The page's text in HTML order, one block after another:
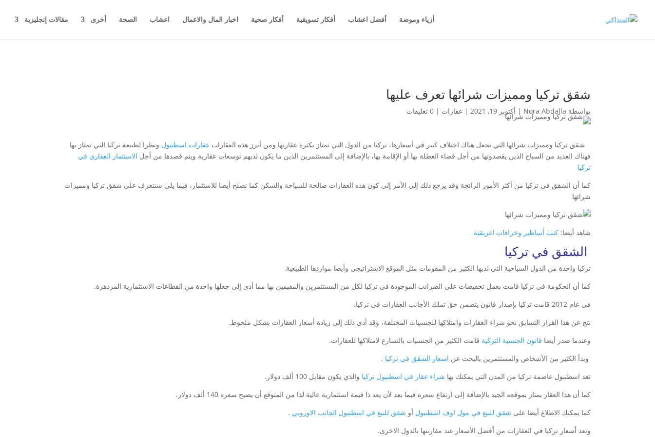
أزياء وموضة أفضل اعشاب أفكار تسويقية أفكار صحية اخبار المال والاعمال اعشاب الصحة أخرى مقالات إنجليزية
شقق تركيا ومميزات شرائها تعرف عليها
بواسطة Nora Abdalla
| أكتوبر 19, 2021 | عقارات | 0 تعليقات
شقق تركيا ومميزات شرائها التي تجعل هناك اختلاف كبير في أسعارها، تركيا من الدول التي تمتاز بكثرة عقارتها ومن أبرز هذه العقارات عقارات اسطنبول ونظرا لطبيعة تركيا التي تمتاز بها
فهناك العديد من السياح الذين يقصدونها من أجل قضاء العطلة بها أو الإقامة بها، بالإضافة إلى المستثمرين الذين ما يكون لديهم توسعات عقارية ويتم قصدها من أجل الاستثمار العقاري في
تركيا
كما أن الشقق في تركيا من أكثر الأمور الرائجة وقد يرجع ذلك إلى الأمر إلى كون هذه العقارات صالحة للسياحة والسكن كما تصلح أيضا للاستثمار، فيما يلي سنتعرف على شقق تركيا ومميزات
شرائها
شاهد أيضا: كتب أساطير وخرافات اغريقية
الشقق في تركيا
تركيا واحدة من الدول السياحية التي لديها الكثير من المقومات مثل الموقع الاستراتيجي وأيضا مواردها الطبيعية.
كما أن الحكومة في تركيا قامت بعمل تخفيضات على الضرائب الموجودة في تركيا لكل من المستثمرين والمقيمين بها مما أدى إلى جعلها واحدة من القطاعات الاستثمارية المزدهرة.
في عام 2012 قامت تركيا بإصدار قانون يتضمن حق تملك الأجانب العقارات في تركيا.
نتج عن هذا القرار التسابق نحو شراء العقارات وامتلاكها للجنسيات المختلفة، وقد أدي ذلك إلى زيادة أسعار العقارات بشكل ملحوظ.
وعندما صدر أيضا قانون الجنسية التركية قامت الكثير من الجنسيات بالتسارع لامتلاكها للعقارات.
وبدأ الكثير من الأشخاص والمستثمرين بالبحث عن اسعار الشقق في تركيا .
تعد اسطنبول عاصمة تركيا من المدن التي يمكنك بها شراء عقار في اسطنبول تركيا والذي يكون مقابل 100 ألف دولار.
كما أن هذا العقار يمتاز بموقعه الجيد بالإضافة إلى ارتفاع سعره فيما بعد لأن يعد ذا قيمة استثمارية عالية لذا من المتوقع أن يصبح سعره 140 ألف دولار.
كما يمكنك الاطلاع أيضا على شقق للبيع في مول اوف اسطنبول أو شقق للبيع في اسطنبول الجانب الاوروبي .
وتعد أسعار تركيا في العقارات من أفضل الأسعار عند مقارنتها بالدول الاخرى.